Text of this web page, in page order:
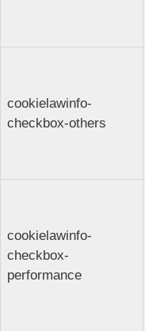
cookielawinfo-
checkbox-others
cookielawinfo-
checkbox-
performance